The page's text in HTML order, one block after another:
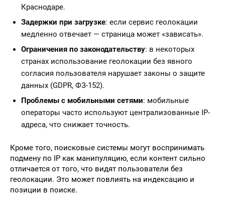
Краснодаре.
Задержки при загрузке: если сервис геолокации
медленно отвечает — страница может «зависать».
Ограничения по законодательству: в некоторых
странах использование геолокации без явного
согласия пользователя нарушает законы о защите
данных (GDPR, ФЗ-152).
Проблемы с мобильными сетями: мобильные
операторы часто используют централизованные IP-
адреса, что снижает точность.
Кроме того, поисковые системы могут воспринимать
подмену по IP как манипуляцию, если контент сильно
отличается от того, что видят пользователи без
геолокации. Это может повлиять на индексацию и
позиции в поиске.